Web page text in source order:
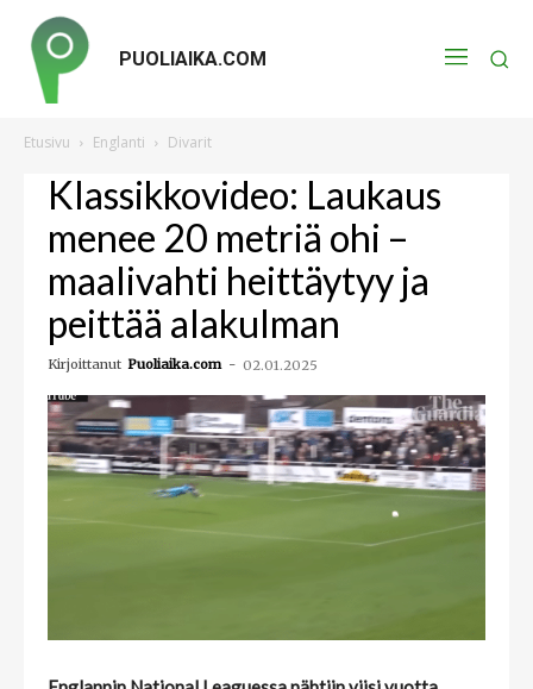
PUOLIAIKA.COM
Etusivu Englanti Divarit
Klassikkovideo: Laukaus
menee 20 metriä ohi –
maalivahti heittäytyy ja
peittää alakulman
Kirjoittanut Puoliaika.com - 02.01.2025